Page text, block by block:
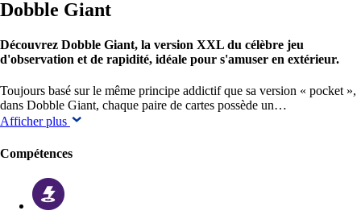
Dobble Giant
Découvrez Dobble Giant, la version XXL du célèbre jeu
d'observation et de rapidité, idéale pour s'amuser en extérieur.
Toujours basé sur le même principe addictif que sa version « pocket »,
dans Dobble Giant, chaque paire de cartes possède un…
Afficher plus
Compétences